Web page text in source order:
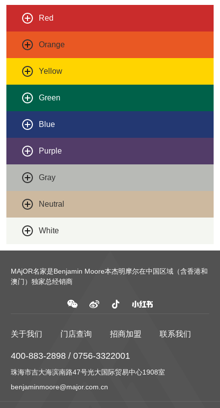
Red
Orange
Yellow
Green
Blue
Purple
Gray
Neutral
White
MAjOR名家是Benjamin Moore本杰明摩尔在中国区域（含香港和
澳门）独家总经销商
关于我们 门店查询 招商加盟 联系我们
400-883-2898 / 0756-3322001
珠海市吉大海滨南路47号光大国际贸易中心1908室
benjaminmoore@major.com.cn